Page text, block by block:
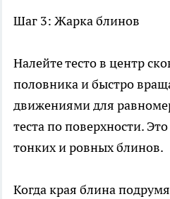
Шаг 3: Жарка блинов
Налейте тесто в центр
половника и быстро
движениями для
теста по поверхности.
тонких и ровных блинов.
Когда края блина